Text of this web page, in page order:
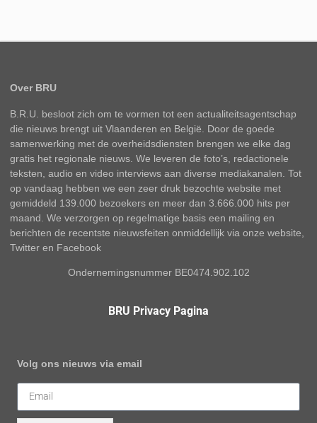
Over BRU
B.R.U. besloot zich om te vormen tot een actualiteitsagentschap
die nieuws brengt uit Vlaanderen en België. Door de goede
samenwerking met de overheidsdiensten brengen we elke dag
gratis het regionale nieuws. We leveren de foto’s, redactionele
teksten, audio en video interviews aan diverse mediakanalen. Tot
op vandaag hebben we een zeer druk bezochte website met
gemiddeld 139.000 bezoekers en meer dan 3.666.000 hits per
maand. We verzorgen op regelmatige basis een mailing en
berichten de recentste nieuwsfeiten onmiddellijk via onze website,
Twitter en Facebook
Ondernemingsnummer BE0474.902.102
BRU Privacy Pagina
Volg ons nieuws via email